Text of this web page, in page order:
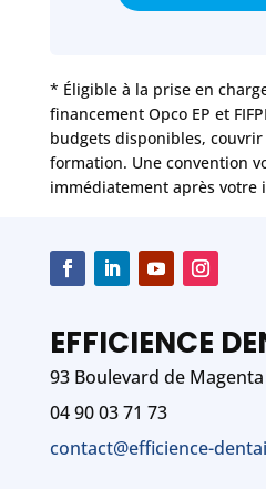
* Éligible à la prise en
financement Opco EP et
budgets disponibles,
formation. Une convention
immédiatement après votre
EFFICIENCE
93 Boulevard de
04 90 03 71 73
contact@efficience-